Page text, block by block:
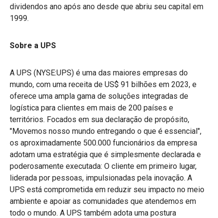
dividendos ano após ano desde que abriu seu capital em
1999.
Sobre a UPS
A UPS (NYSE:UPS) é uma das maiores empresas do
mundo, com uma receita de US$ 91 bilhões em 2023, e
oferece uma ampla gama de soluções integradas de
logística para clientes em mais de 200 países e
territórios. Focados em sua declaração de propósito,
"Movemos nosso mundo entregando o que é essencial",
os aproximadamente 500.000 funcionários da empresa
adotam uma estratégia que é simplesmente declarada e
poderosamente executada: O cliente em primeiro lugar,
liderada por pessoas, impulsionadas pela inovação. A
UPS está comprometida em reduzir seu impacto no meio
ambiente e apoiar as comunidades que atendemos em
todo o mundo. A UPS também adota uma postura